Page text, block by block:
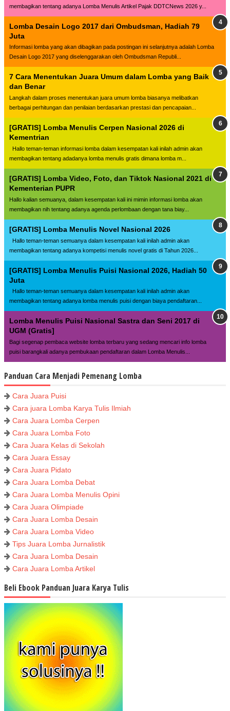
membagikan tentang adanya Lomba Menulis Artikel Pajak DDTCNews 2026 y...
Lomba Desain Logo 2017 dari Ombudsman, Hadiah 79
Juta
Informasi lomba yang akan dibagikan pada postingan ini selanjutnya adalah Lomba
Desain Logo 2017 yang diselenggarakan oleh Ombudsman Republi...
7 Cara Menentukan Juara Umum dalam Lomba yang Baik
dan Benar
Langkah dalam proses menentukan juara umum lomba biasanya melibatkan
berbagai perhitungan dan penilaian berdasarkan prestasi dan pencapaian...
[GRATIS] Lomba Menulis Cerpen Nasional 2026 di
Kementrian
Hallo teman-teman informasi lomba dalam kesempatan kali inilah admin akan
membagikan tentang adadanya lomba menulis gratis dimana lomba m...
[GRATIS] Lomba Video, Foto, dan Tiktok Nasional 2021 di
Kementerian PUPR
Hallo kalian semuanya, dalam kesempatan kali ini mimin informasi lomba akan
membagikan nih tentang adanya agenda perlombaan dengan tana biay...
[GRATIS] Lomba Menulis Novel Nasional 2026
Hallo teman-teman semuanya dalam kesempatan kali inilah admin akan
membagikan tentang adanya kompetisi menulis novel gratis di Tahun 2026...
[GRATIS] Lomba Menulis Puisi Nasional 2026, Hadiah 50
Juta
Hallo teman-teman semuanya dalam kesempatan kali inilah admin akan
membagikan tentang adanya lomba menulis puisi dengan biaya pendaftaran...
Lomba Menulis Puisi Nasional Sastra dan Seni 2017 di
UGM (Gratis]
Bagi segenap pembaca website lomba terbaru yang sedang mencari info lomba
puisi barangkali adanya pembukaan pendaftaran dalam Lomba Menulis...
Panduan Cara Menjadi Pemenang Lomba
Cara Juara Puisi
Cara juara Lomba Karya Tulis Ilmiah
Cara Juara Lomba Cerpen
Cara Juara Lomba Foto
Cara Juara Kelas di Sekolah
Cara Juara Essay
Cara Juara Pidato
Cara Juara Lomba Debat
Cara Juara Lomba Menulis Opini
Cara Juara Olimpiade
Cara Juara Lomba Desain
Cara Juara Lomba Video
Tips Juara Lomba Jurnalistik
Cara Juara Lomba Desain
Cara Juara Lomba Artikel
Beli Ebook Panduan Juara Karya Tulis